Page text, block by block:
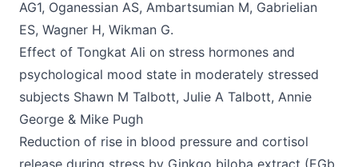
AG1, Oganessian AS, Ambartsumian M, Gabrielian
ES, Wagner H, Wikman G.
Effect of Tongkat Ali on stress hormones and
psychological mood state in moderately stressed
subjects Shawn M Talbott, Julie A Talbott, Annie
George & Mike Pugh
Reduction of rise in blood pressure and cortisol
release during stress by Ginkgo biloba extract (EGb